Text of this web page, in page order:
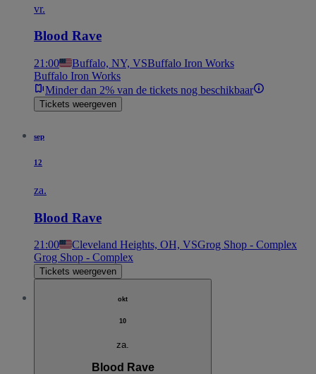
vr.
Blood Rave
21:00 Buffalo, NY, VSBuffalo Iron Works
Buffalo Iron Works
Minder dan 2% van de tickets nog beschikbaar
Tickets weergeven
sep
12
za.
Blood Rave
21:00 Cleveland Heights, OH, VSGrog Shop - Complex
Grog Shop - Complex
Tickets weergeven
okt
10
za.
Blood Rave